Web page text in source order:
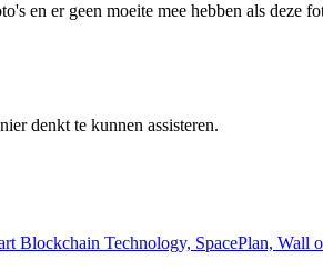
en er geen moeite mee hebben als deze
denkt te kunnen assisteren.
Blockchain Technology, SpacePlan, Wall